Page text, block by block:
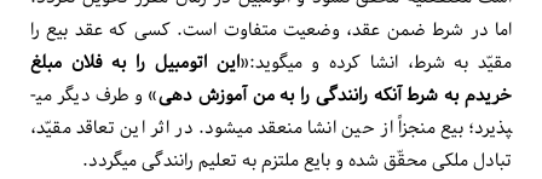
اما در شرط ضمن عقد، وضعیت متفاوت است. کسی که عقد بیع را
مقیّد به شرط، انشا کرده و می­گوید:«این اتومبیل را به فلان مبلغ
خریدم به شرط آن­که رانندگی را به من آموزش دهی» و طرف دیگر می­
پذیرد؛ بیع منجزاً از حین انشا منعقد می­شود. در اثر این تعاقد مقیّد،
تبادل ملکی محقّق شده و بایع ملتزم به تعلیم رانندگی می­گردد.